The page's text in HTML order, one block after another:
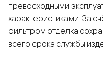
превосходными
характеристиками. За
фильтром отделка
всего срока службы